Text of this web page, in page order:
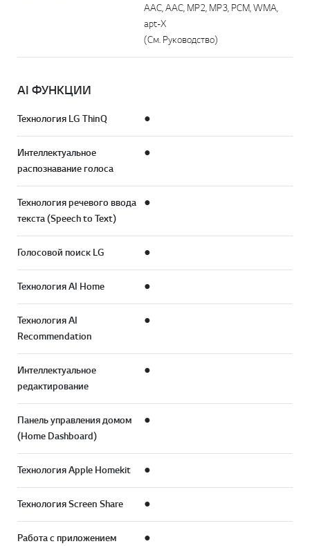
AAC, AAC, MP2, MP3, PCM, WMA,
apt-X
(См. Руководство)
AI ФУНКЦИИ
Технология LG ThinQ ●
Интеллектуальное
распознавание голоса
●
Технология речевого ввода
текста (Speech to Text)
●
Голосовой поиск LG ●
Технология AI Home ●
Технология AI
Recommendation
●
Интеллектуальное
редактирование
●
Панель управления домом
(Home Dashboard)
●
Технология Apple Homekit ●
Технология Screen Share ●
Работа с приложением
●